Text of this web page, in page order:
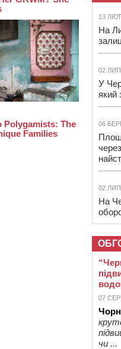
13
На
02
У
який
06
02
На
07
чи ...